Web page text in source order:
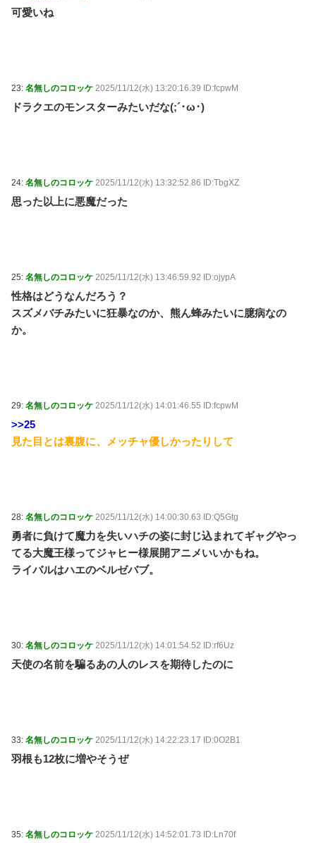
可愛いね
23: 名無しのコロッケ 2025/11/12(水) 13:20:16.39 ID:fcpwM
ドラクエのモンスターみたいだな(;´･ω･)
24: 名無しのコロッケ 2025/11/12(水) 13:32:52.86 ID:TbgXZ
思った以上に悪魔だった
25: 名無しのコロッケ 2025/11/12(水) 13:46:59.92 ID:ojypA
性格はどうなんだろう？
スズメバチみたいに狂暴なのか、熊ん蜂みたいに臆病なの
か。
29: 名無しのコロッケ 2025/11/12(水) 14:01:46.55 ID:fcpwM
>>25
見た目とは裏腹に、メッチャ優しかったりして
28: 名無しのコロッケ 2025/11/12(水) 14:00:30.63 ID:Q5Gtg
勇者に負けて魔力を失いハチの姿に封じ込まれてギャグやっ
てる大魔王様ってジャヒー様展開アニメいいかもね。
ライバルはハエのベルゼバブ。
30: 名無しのコロッケ 2025/11/12(水) 14:01:54.52 ID:rf6Uz
天使の名前を騙るあの人のレスを期待したのに
33: 名無しのコロッケ 2025/11/12(水) 14:22:23.17 ID:0O2B1
羽根も12枚に増やそうぜ
35: 名無しのコロッケ 2025/11/12(水) 14:52:01.73 ID:Ln70f